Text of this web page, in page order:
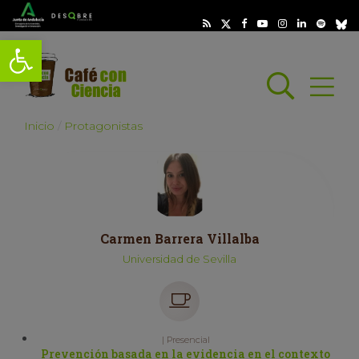
Abrir barra de herramientas
Abrir
Inicio Protagonistas
Carmen Barrera Villalba
Universidad de Sevilla
| Presencial
Prevención basada en la evidencia en el contexto